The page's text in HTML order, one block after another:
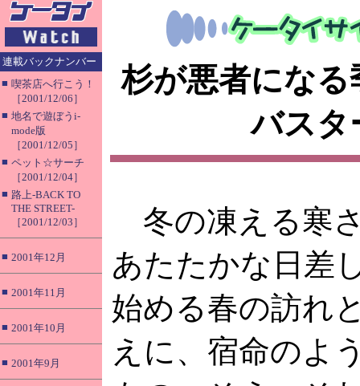
連載バックナンバー
■ 喫茶店へ行こう！
［2001/12/06］
■ 地名で遊ぼうi-
mode版
［2001/12/05］
■ ペット☆サーチ
［2001/12/04］
■ 路上-BACK TO
THE STREET-
［2001/12/03］
■ 2001年12月
■ 2001年11月
■ 2001年10月
■ 2001年9月
杉が悪者にな
バスタ
冬の凍える寒
あたたかな日差
始める春の訪れ
えに、宿命のよ